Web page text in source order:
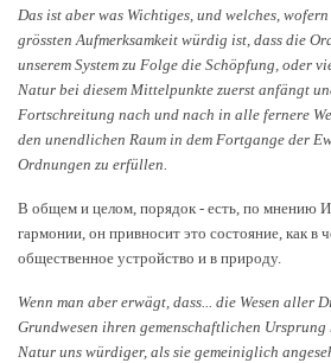
Das ist aber was Wichtiges, und welches,
grössten Aufmerksamkeit würdig ist, dass die
unserem System zu Folge die Schöpfung, oder
Natur bei diesem Mittelpunkte zuerst anfängt
Fortschreitung nach und nach in alle fernere
den unendlichen Raum in dem Fortgange der
Ordnungen zu erfüllen.
В общем и целом, порядок - есть, по мнению
гармонии, он привносит это состояние, как в
общественное устройство и в природу.
Wenn man aber erwägt, dass... die Wesen aller
Grundwesen ihren gemenschaftlichen Ursprung
Natur uns würdiger, als sie gemeiniglich